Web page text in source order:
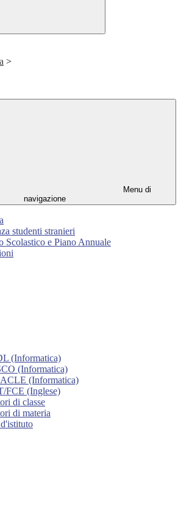
>
Menu di
navigazione
studenti stranieri
Scolastico e Piano Annuale
(Informatica)
(Informatica)
(Informatica)
FCE (Inglese)
di classe
di materia